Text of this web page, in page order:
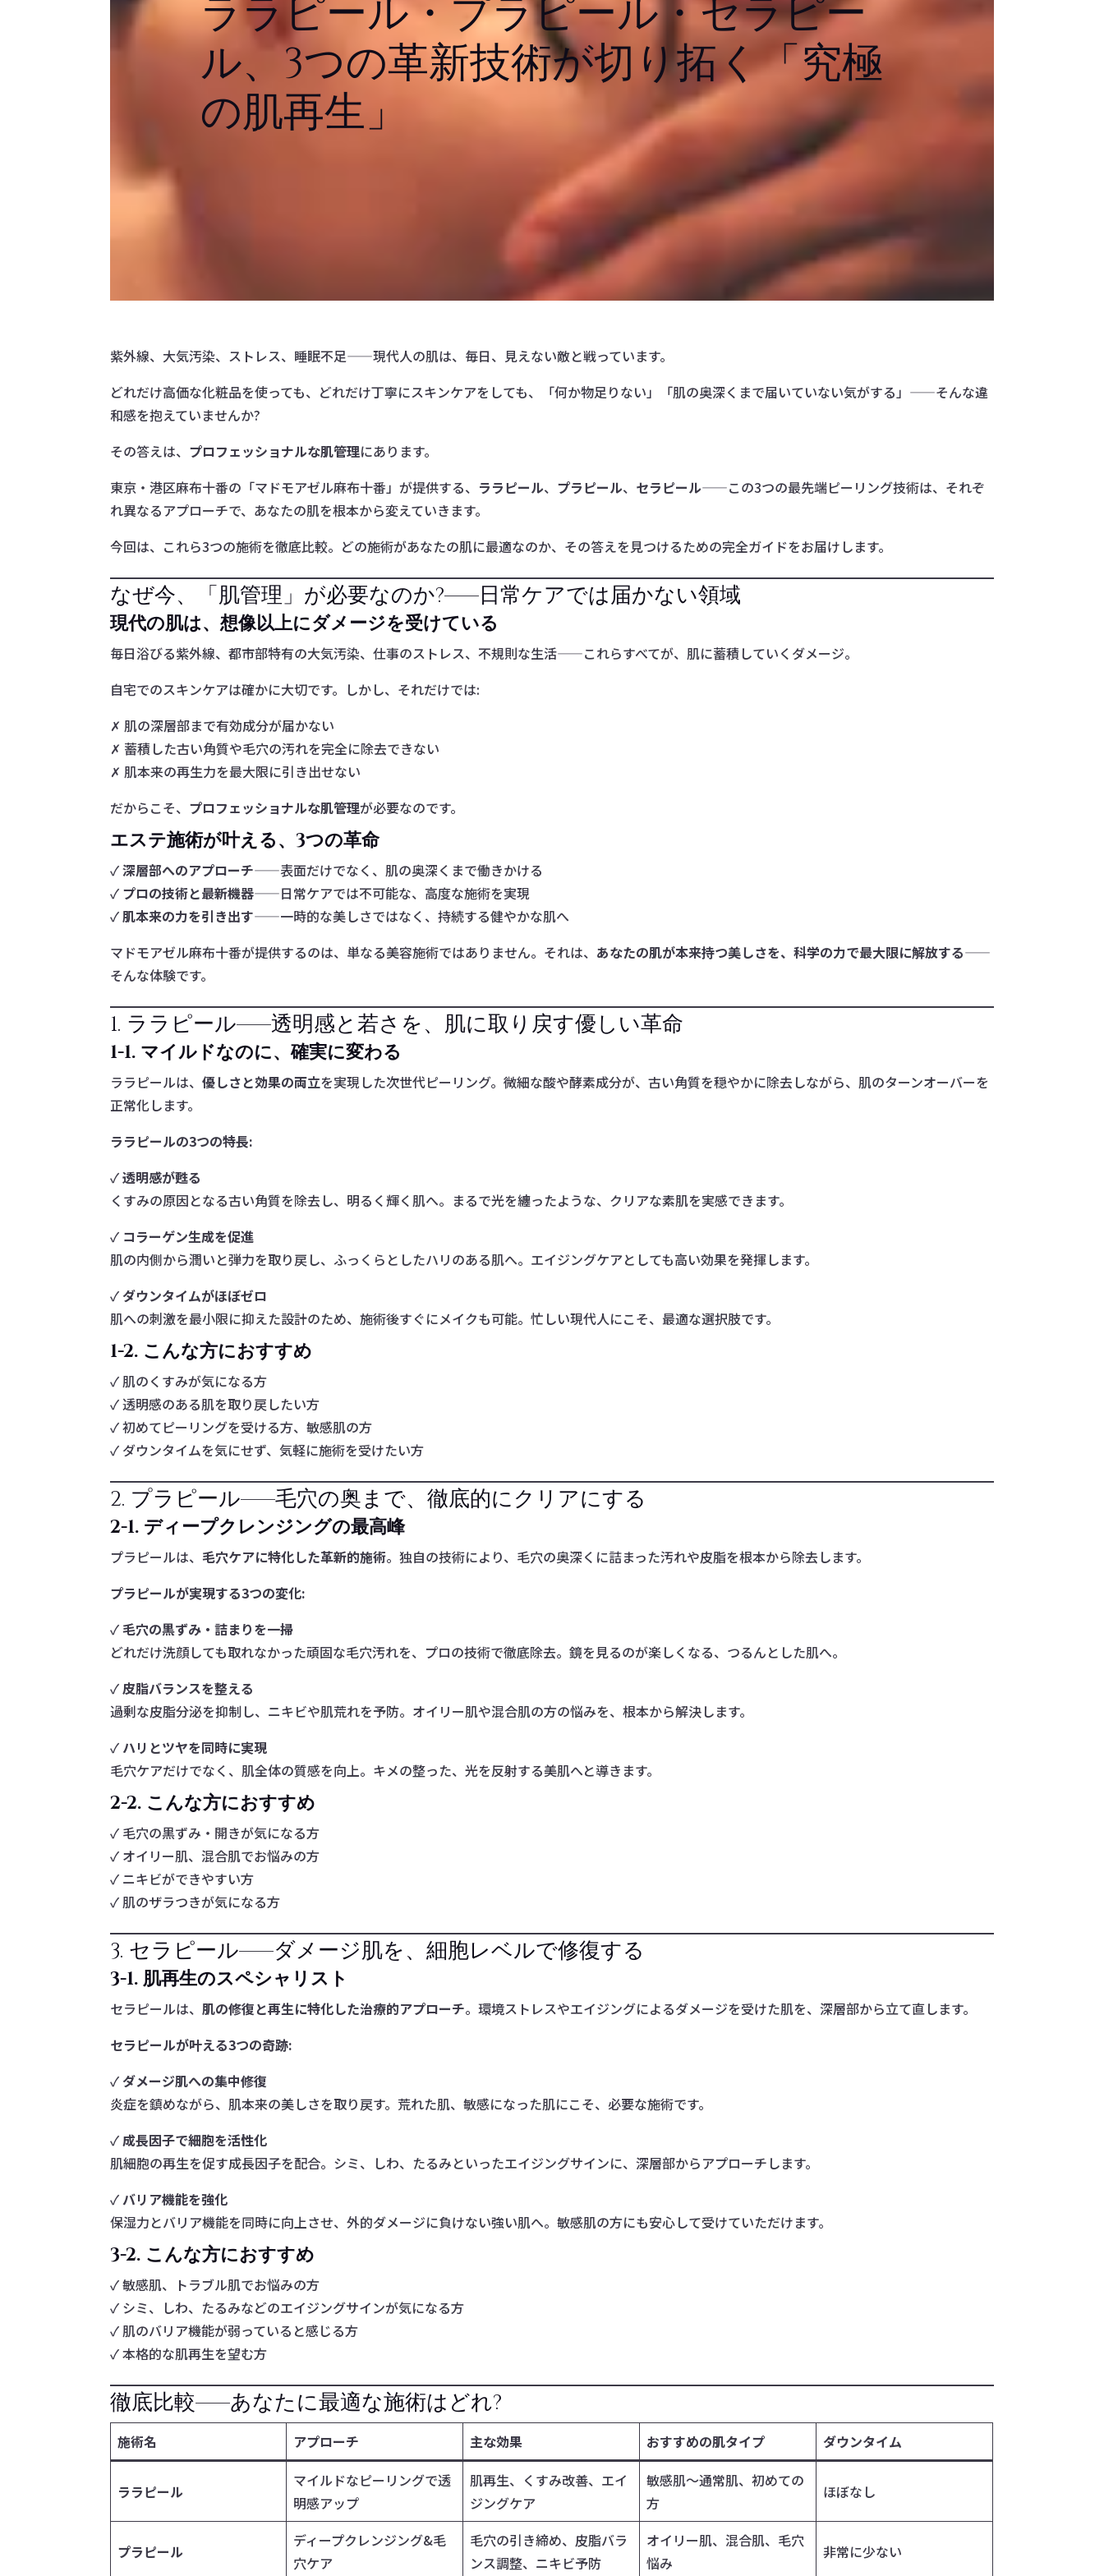
ララピール・プラピール・セラピー
ル、3つの革新技術が切り拓く「究極
の肌再生」
紫外線、大気汚染、ストレス、睡眠不足——現代人の肌は、毎日、見えない敵と戦っています。
どれだけ高価な化粧品を使っても、どれだけ丁寧にスキンケアをしても、「何か物足りない」「肌の奥深くまで届いていない気がする」——そんな違
和感を抱えていませんか?
その答えは、 プロフェッショナルな肌管理にあります。
東京・港区麻布十番の「マドモアゼル麻布十番」が提供する、 ララピール、 プラピール、 セラピール——この3つの最先端ピーリング技術は、それぞ
れ異なるアプローチで、あなたの肌を根本から変えていきます。
今回は、これら3つの施術を徹底比較。どの施術があなたの肌に最適なのか、その答えを見つけるための完全ガイドをお届けします。
なぜ今、「肌管理」が必要なのか?——日常ケアでは届かない領域
現代の肌は、想像以上にダメージを受けている
毎日浴びる紫外線、都市部特有の大気汚染、仕事のストレス、不規則な生活——これらすべてが、肌に蓄積していくダメージ。
自宅でのスキンケアは確かに大切です。しかし、それだけでは:
✗ 肌の深層部まで有効成分が届かない
✗ 蓄積した古い角質や毛穴の汚れを完全に除去できない
✗ 肌本来の再生力を最大限に引き出せない
だからこそ、 プロフェッショナルな肌管理が必要なのです。
エステ施術が叶える、3つの革命
✓深層部へのアプローチ——表面だけでなく、肌の奥深くまで働きかける
✓ プロの技術と最新機器——日常ケアでは不可能な、高度な施術を実現
✓肌本来の力を引き出す——一時的な美しさではなく、持続する健やかな肌へ
マドモアゼル麻布十番が提供するのは、単なる美容施術ではありません。それは、 あなたの肌が本来持つ美しさを、科学の力で最大限に解放する——
そんな体験です。
1. ララピール——透明感と若さを、肌に取り戻す優しい革命
1-1. マイルドなのに、確実に変わる
ララピールは、優しさと効果の両立を実現した次世代ピーリング。微細な酸や酵素成分が、古い角質を穏やかに除去しながら、肌のターンオーバーを
正常化します。
ララピールの3つの特長:
✓透明感が甦る
くすみの原因となる古い角質を除去し、明るく輝く肌へ。まるで光を纏ったような、クリアな素肌を実感できます。
✓ コラーゲン生成を促進
肌の内側から潤いと弾力を取り戻し、ふっくらとしたハリのある肌へ。エイジングケアとしても高い効果を発揮します。
✓ ダウンタイムがほぼゼロ
肌への刺激を最小限に抑えた設計のため、施術後すぐにメイクも可能。忙しい現代人にこそ、最適な選択肢です。
1-2. こんな方におすすめ
✓ 肌のくすみが気になる方
✓ 透明感のある肌を取り戻したい方
✓ 初めてピーリングを受ける方、敏感肌の方
✓ ダウンタイムを気にせず、気軽に施術を受けたい方
2. プラピール——毛穴の奥まで、徹底的にクリアにする
2-1. ディープクレンジングの最高峰
プラピールは、 毛穴ケアに特化した革新的施術。独自の技術により、毛穴の奥深くに詰まった汚れや皮脂を根本から除去します。
プラピールが実現する3つの変化:
✓ 毛穴の黒ずみ・詰まりを一掃
どれだけ洗顔しても取れなかった頑固な毛穴汚れを、プロの技術で徹底除去。鏡を見るのが楽しくなる、つるんとした肌へ。
✓皮脂バランスを整える
過剰な皮脂分泌を抑制し、ニキビや肌荒れを予防。オイリー肌や混合肌の方の悩みを、根本から解決します。
✓ ハリとツヤを同時に実現
毛穴ケアだけでなく、肌全体の質感を向上。キメの整った、光を反射する美肌へと導きます。
2-2. こんな方におすすめ
✓ 毛穴の黒ずみ・開きが気になる方
✓ オイリー肌、混合肌でお悩みの方
✓ ニキビができやすい方
✓ 肌のザラつきが気になる方
3. セラピール——ダメージ肌を、細胞レベルで修復する
3-1. 肌再生のスペシャリスト
セラピールは、肌の修復と再生に特化した治療的アプローチ。環境ストレスやエイジングによるダメージを受けた肌を、深層部から立て直します。
セラピールが叶える3つの奇跡:
✓ ダメージ肌への集中修復
炎症を鎮めながら、肌本来の美しさを取り戻す。荒れた肌、敏感になった肌にこそ、必要な施術です。
✓成長因子で細胞を活性化
肌細胞の再生を促す成長因子を配合。シミ、しわ、たるみといったエイジングサインに、深層部からアプローチします。
✓バリア機能を強化
保湿力とバリア機能を同時に向上させ、外的ダメージに負けない強い肌へ。敏感肌の方にも安心して受けていただけます。
3-2. こんな方におすすめ
✓ 敏感肌、トラブル肌でお悩みの方
✓ シミ、しわ、たるみなどのエイジングサインが気になる方
✓ 肌のバリア機能が弱っていると感じる方
✓ 本格的な肌再生を望む方
徹底比較——あなたに最適な施術はどれ?
施術名 アプローチ 主な効果 おすすめの肌タイプ ダウンタイム
ララピール
マイルドなピーリングで透
明感アップ
肌再生、くすみ改善、エイ
ジングケア
敏感肌〜通常肌、初めての
方
ほぼなし
プラピール
ディープクレンジング&毛
穴ケア
毛穴の引き締め、皮脂バラ
ンス調整、ニキビ予防
オイリー肌、混合肌、毛穴
悩み
非常に少ない